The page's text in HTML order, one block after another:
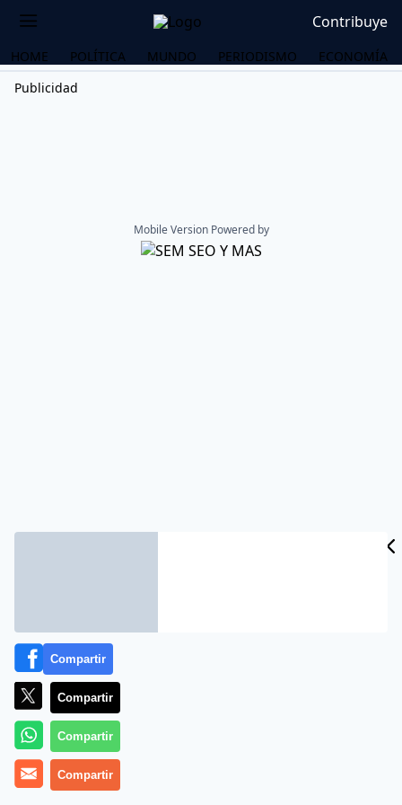
Contribuye
HOME POLÍTICA MUNDO PERIODISMO
ECONOMÍA
Publicidad
Mobile Version Powered by
Compartir
Compartir
Compartir
Compartir